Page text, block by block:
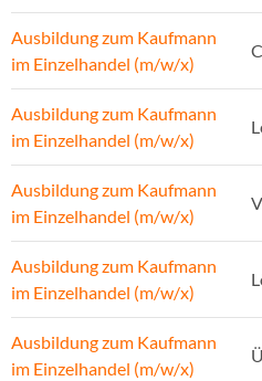
Ausbildung zum Kaufmann
im Einzelhandel (m/w/x)
Ausbildung zum Kaufmann
im Einzelhandel (m/w/x)
Ausbildung zum Kaufmann
im Einzelhandel (m/w/x)
Ausbildung zum Kaufmann
im Einzelhandel (m/w/x)
Ausbildung zum Kaufmann
im Einzelhandel (m/w/x)